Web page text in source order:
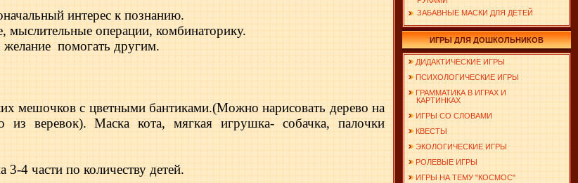
интерес к познанию.
мыслительные операции, комбинаторику.
желание помогать другим.
мешочков с цветными бантиками.(Можно нарисовать дерево на
из веревок). Маска кота, мягкая игрушка- собачка, палочки
4 части по количеству детей.
ЗАБАВНЫЕ МАСКИ ДЛЯ ДЕТЕЙ
ИГРЫ ДЛЯ ДОШКОЛЬНИКОВ
ДИДАКТИЧЕСКИЕ ИГРЫ
ПСИХОЛОГИЧЕСКИЕ ИГРЫ
ГРАММАТИКА В ИГРАХ И
КАРТИНКАХ
ИГРЫ СО СЛОВАМИ
КВЕСТЫ
ЭКОЛОГИЧЕСКИЕ ИГРЫ
РОЛЕВЫЕ ИГРЫ
ИГРЫ НА ТЕМУ "КОСМОС"